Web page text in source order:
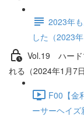
2023年
した（2023
Vol.19 ハード
れる（2024年1月7日
F00【金
ーサーヘイ